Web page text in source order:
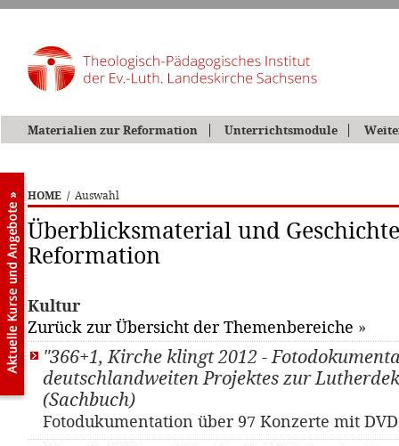
Materialien zur Reformation Unterrichtsmodule
HOME / Auswahl
Überblicksmaterial und
Reformation
Kultur
Zurück zur Übersicht der Themenbereiche »
"366+1, Kirche klingt 2012 -
deutschlandweiten Projektes zur
(Sachbuch)
Fotodukumentation über 97 Konzerte mit